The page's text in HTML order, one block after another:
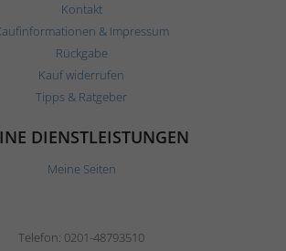
Kontakt
& Impressum
Rückgabe
Kauf widerrufen
Tipps & Ratgeber
DIENSTLEISTUNGEN
Meine Seiten
Telefon: 0201-48793510